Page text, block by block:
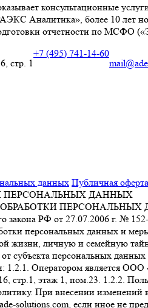
консультационные
Аналитика», более 10 лет
отчетности по МСФО
стр. 1
+7 (495) 741-14-60
данных Публичная оферта
ПЕРСОНАЛЬНЫХ ДАННЫХ
ПЕРСОНАЛЬНЫХ
закона РФ от 27.07.2006 г. №
персональных данных и
жизни, личную и семейную
субъекта персональных
1.2.1. Оператором является
стр.1, этаж 1, пом.23. 1.2.2.
При внесении изменений
solutions.com, если иное не